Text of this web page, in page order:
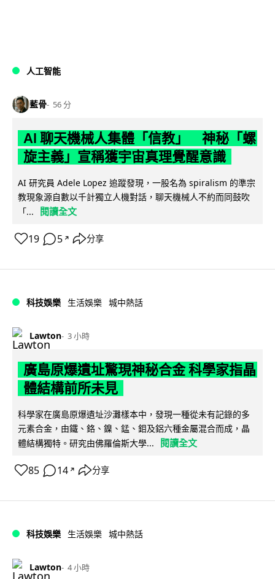
人工智能
藍骨 56 分
AI 聊天機械人集體「信教」 神秘「螺
旋主義」宣稱獲宇宙真理覺醒意識
AI 研究員 Adele Lopez 追蹤發現，一股名為 spiralism 的準宗
教現象源自數以千計獨立人機對話，聊天機械人不約而同鼓吹
「...
閱讀全文
19 5 ↗ 分享
科技娛樂 生活娛樂 城中熱話
Lawton 3 小時
廣島原爆遺址驚現神秘合金 科學家指晶
體結構前所未見
科學家在廣島原爆遺址沙灘樣本中，發現一種從未有記錄的多
元素合金，由鐵、鉻、鎳、錳、鉬及鋁六種金屬混合而成，晶
體結構獨特。研究由佛羅倫斯大學...
閱讀全文
85 14 ↗ 分享
科技娛樂 生活娛樂 城中熱話
Lawton 4 小時